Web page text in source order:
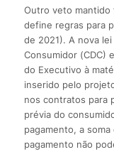
Outro veto mantido
define regras para
de 2021). A nova
Consumidor (CDC)
do Executivo à
inserido pelo
nos contratos para
prévia do
pagamento, a
pagamento não